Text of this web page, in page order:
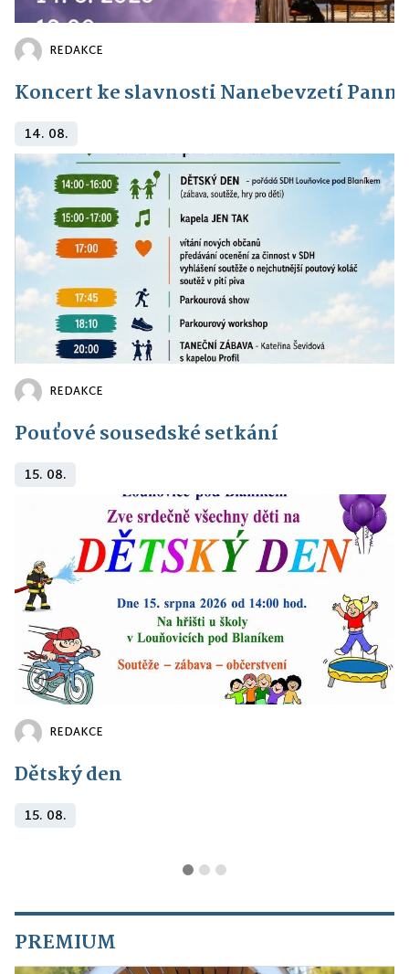
REDAKCE
Koncert ke slavnosti Nanebevzetí
14. 08.
REDAKCE
Pouťové sousedské setkání
15. 08.
REDAKCE
Dětský den
15. 08.
PREMIUM